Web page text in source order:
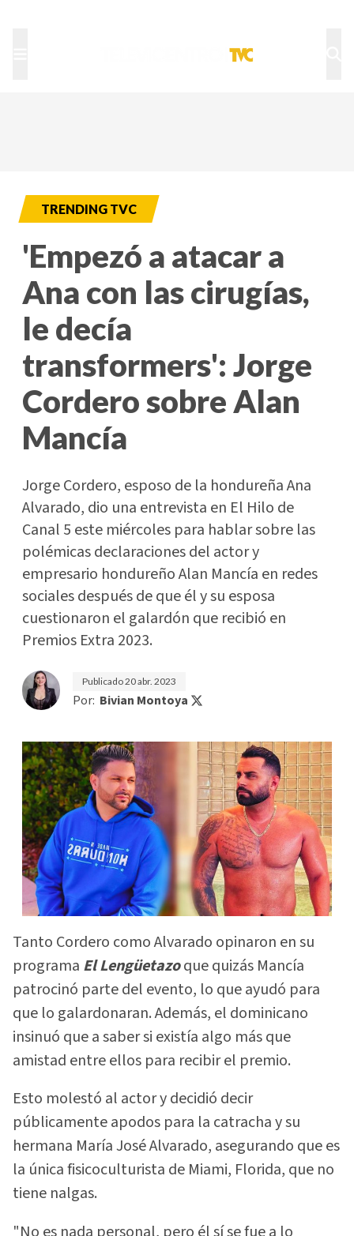
TRENDING TVC
'Empezó a atacar a
Ana con las cirugías,
le decía
transformers': Jorge
Cordero sobre Alan
Mancía
Jorge Cordero, esposo de la hondureña Ana
Alvarado, dio una entrevista en El Hilo de
Canal 5 este miércoles para hablar sobre las
polémicas declaraciones del actor y
empresario hondureño Alan Mancía en redes
sociales después de que él y su esposa
cuestionaron el galardón que recibió en
Premios Extra 2023.
Publicado20 abr. 2023
Por: Bivian Montoya
Tanto Cordero como Alvarado opinaron en su
programa El Lengüetazoque quizás Mancía
patrocinó parte del evento, lo que ayudó para
que lo galardonaran. Además, el dominicano
insinuó que a saber si existía algo más que
amistad entre ellos para recibir el premio.
Esto molestó al actor y decidió decir
públicamente apodos para la catracha y su
hermana María José Alvarado, asegurando que es
la única fisicoculturista de Miami, Florida, que no
tiene nalgas.